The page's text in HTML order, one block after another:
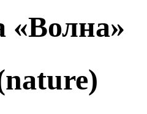
«Волна»